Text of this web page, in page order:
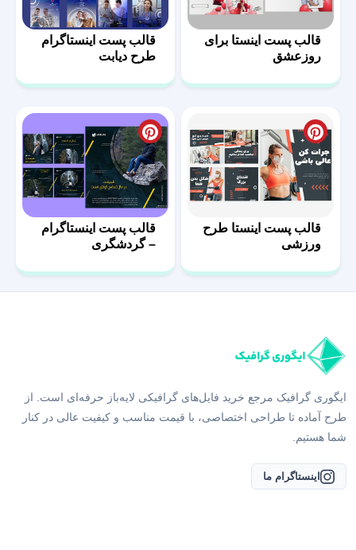
قالب پست اینستا برای
روزعشق
قالب پست اینستاگرام
طرح دیابت
قالب پست اینستا طرح
ورزشی
قالب پست اینستاگرام
– گردشگری
ایگوری گرافیک مرجع خرید فایل‌های گرافیکی لایه‌باز حرفه‌ای است. از
طرح آماده تا طراحی اختصاصی، با قیمت مناسب و کیفیت عالی در کنار
شما هستیم.
اینستاگرام ما